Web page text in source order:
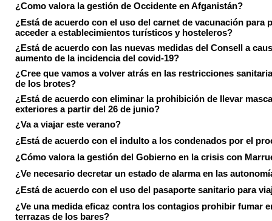
¿Como valora la gestión de Occidente en Afganistán?
¿Está de acuerdo con el uso del carnet de vacunación para
acceder a establecimientos turísticos y hosteleros?
¿Está de acuerdo con las nuevas medidas del Consell a
aumento de la incidencia del covid-19?
¿Cree que vamos a volver atrás en las restricciones
de los brotes?
¿Está de acuerdo con eliminar la prohibición de llevar
exteriores a partir del 26 de junio?
¿Va a viajar este verano?
¿Está de acuerdo con el indulto a los condenados por el
¿Cómo valora la gestión del Gobierno en la crisis con
¿Ve necesario decretar un estado de alarma en las
¿Está de acuerdo con el uso del pasaporte sanitario para
¿Ve una medida eficaz contra los contagios prohibir fumar
terrazas de los bares?